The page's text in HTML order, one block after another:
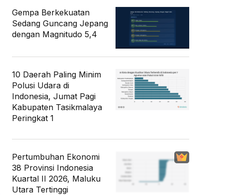
Gempa Berkekuatan
Sedang Guncang Jepang
dengan Magnitudo 5,4
10 Daerah Paling Minim
Polusi Udara di
Indonesia, Jumat Pagi
Kabupaten Tasikmalaya
Peringkat 1
Pertumbuhan Ekonomi
38 Provinsi Indonesia
Kuartal II 2026, Maluku
Utara Tertinggi